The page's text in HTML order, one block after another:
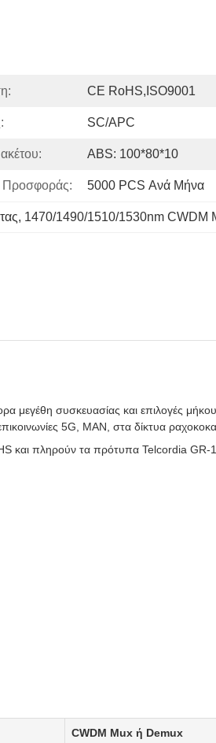
CE RoHS,ISO9001
SC/APC
ABS: 100*80*10
Προσφοράς: 5000 PCS Ανά Μήνα
, 1470/1490/1510/1530nm CWDM
μεγέθη συσκευασίας και επιλογές
5G, MAN, στα δίκτυα
και πληρούν τα πρότυπα Telcordia GR-
CWDM Mux ή Demux